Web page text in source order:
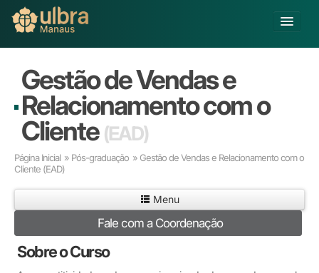
Buscar
Já sou Aluno
Matricule-se
Educação Básica
Graduação
Pós-graduação
Educação a Distância
Pesquisa
Extensão
Gestão de Vendas e
Relacionamento com o
Cliente (EAD)
Página Inicial » Pós-graduação » Gestão de Vendas e Relacionamento com o
Cliente (EAD)
Menu
Fale com a Coordenação
Sobre o Curso